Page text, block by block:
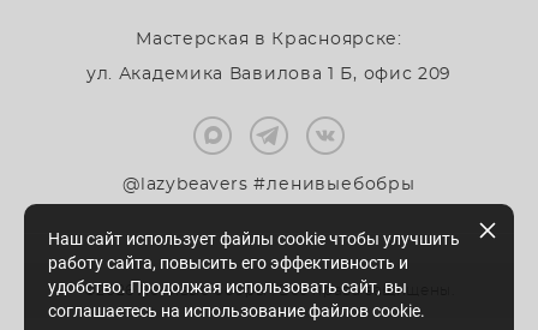
Мастерская в Красноярске:
ул. Академика Вавилова 1 Б, офис 209
@lazybeavers #ленивыебобры
©2026 Ленивые бобры . Все права защищены.
Наш сайт использует файлы cookie чтобы улучшить
работу сайта, повысить его эффективность и
удобство. Продолжая использовать сайт, вы
соглашаетесь на использование файлов cookie.